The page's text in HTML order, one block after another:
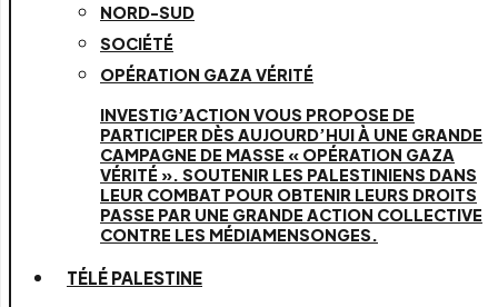
NORD-SUD
SOCIÉTÉ
OPÉRATION GAZA VÉRITÉ
INVESTIG’ACTION VOUS PROPOSE DE
PARTICIPER DÈS AUJOURD’HUI À UNE GRANDE
CAMPAGNE DE MASSE « OPÉRATION GAZA
VÉRITÉ ». SOUTENIR LES PALESTINIENS DANS
LEUR COMBAT POUR OBTENIR LEURS DROITS
PASSE PAR UNE GRANDE ACTION COLLECTIVE
CONTRE LES MÉDIAMENSONGES.
TÉLÉ PALESTINE